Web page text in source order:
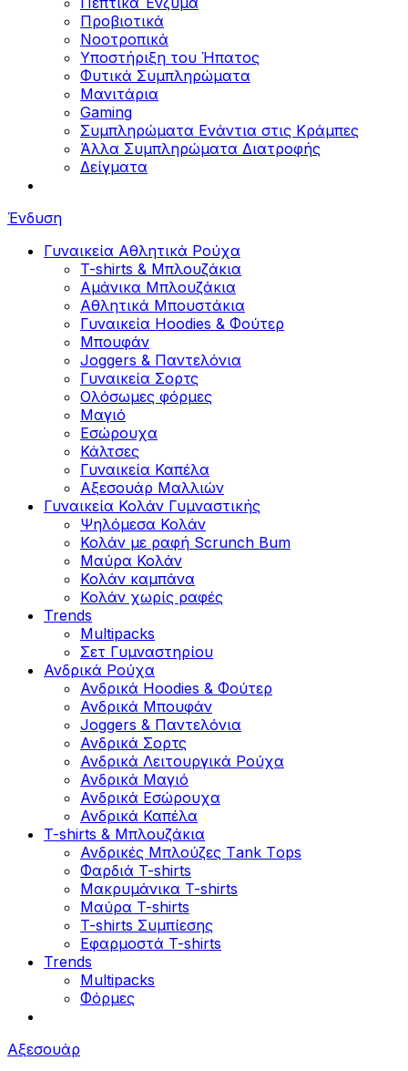
Προβιοτικά
Νοοτροπικά
Υποστήριξη του Ήπατος
Φυτικά Συμπληρώματα
Μανιτάρια
Gaming
Συμπληρώματα Ενάντια στις Κράμπες
Άλλα Συμπληρώματα Διατροφής
Δείγματα
Ένδυση
Γυναικεία Αθλητικά Ρούχα
T-shirts & Μπλουζάκια
Αμάνικα Μπλουζάκια
Aθλητικά Μπουστάκια
Γυναικεία Hoodies & Φούτερ
Μπουφάν
Joggers & Παντελόνια
Γυναικεία Σορτς
Ολόσωμες φόρμες
Μαγιό
Εσώρουχα
Κάλτσες
Γυναικεία Καπέλα
Αξεσουάρ Μαλλιών
Γυναικεία Κολάν Γυμναστικής
Ψηλόμεσα Κολάν
Κολάν με ραφή Scrunch Bum
Μαύρα Κολάν
Κολάν καμπάνα
Κολάν χωρίς ραφές
Trends
Multipacks
Σετ Γυμναστηρίου
Ανδρικά Ρούχα
Ανδρικά Hoodies & Φούτερ
Ανδρικά Μπουφάν
Joggers & Παντελόνια
Ανδρικά Σορτς
Ανδρικά Λειτουργικά Ρούχα
Ανδρικά Μαγιό
Ανδρικά Εσώρουχα
Ανδρικά Καπέλα
T-shirts & Μπλουζάκια
Ανδρικές Mπλούζες Τank Τops
Φαρδιά T-shirts
Μακρυμάνικα T-shirts
Μαύρα T-shirts
T-shirts Συμπίεσης
Εφαρμοστά T-shirts
Trends
Multipacks
Φόρμες
Αξεσουάρ